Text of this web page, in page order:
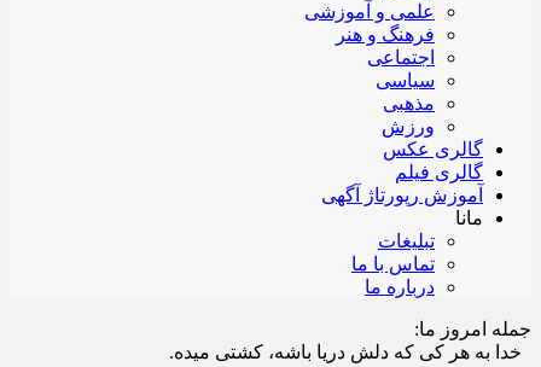
علمی و آموزشی
فرهنگ و هنر
اجتماعی
سیاسی
مذهبی
ورزش
گالری عکس
گالری فیلم
آموزش رپورتاژ آگهی
مانا
تبلیغات
تماس با ما
درباره ما
جمله امروز ما:
به هر کی که دلش دریا باشه، کشتی میده.